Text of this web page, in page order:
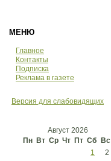
МЕНЮ
Главное
Контакты
Подписка
Реклама в газете
Версия для слабовидящих
Август 2026
Пн Вт Ср Чт Пт Сб Вс
1
2